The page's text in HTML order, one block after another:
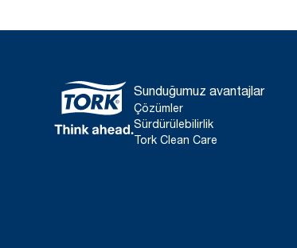
Sunduğumuz avantajlar
Çözümler
Sürdürülebilirlik
Tork Clean Care